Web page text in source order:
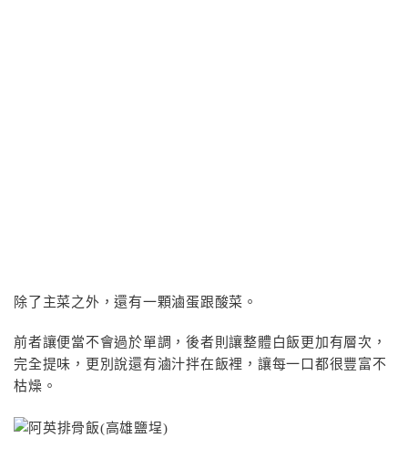
除了主菜之外，還有一顆滷蛋跟酸菜。
前者讓便當不會過於單調，後者則讓整體白飯更加有層次，
完全提味，更別說還有滷汁拌在飯裡，讓每一口都很豐富不
枯燥。